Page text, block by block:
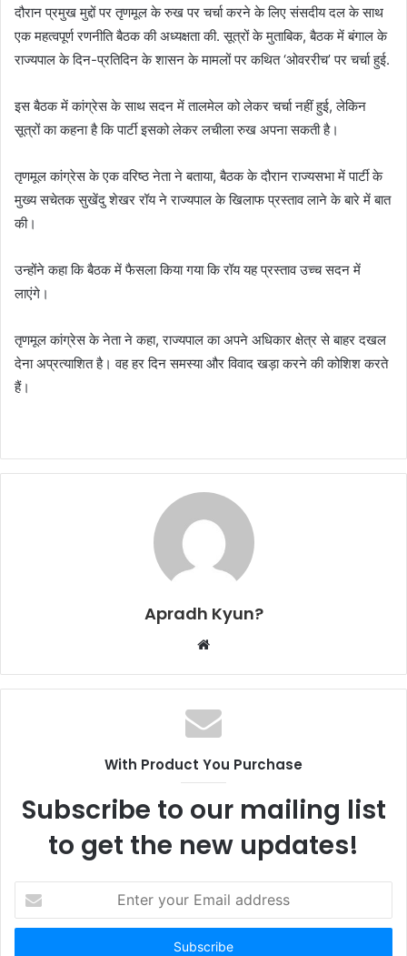
दौरान प्रमुख मुद्दों पर तृणमूल के रुख पर चर्चा करने के लिए संसदीय दल के साथ
एक महत्वपूर्ण रणनीति बैठक की अध्यक्षता की. सूत्रों के मुताबिक, बैठक में बंगाल के
राज्यपाल के दिन-प्रतिदिन के शासन के मामलों पर कथित ‘ओवररीच’ पर चर्चा हुई.
इस बैठक में कांग्रेस के साथ सदन में तालमेल को लेकर चर्चा नहीं हुई, लेकिन
सूत्रों का कहना है कि पार्टी इसको लेकर लचीला रुख अपना सकती है।
तृणमूल कांग्रेस के एक वरिष्ठ नेता ने बताया, बैठक के दौरान राज्यसभा में पार्टी के
मुख्य सचेतक सुखेंदु शेखर रॉय ने राज्यपाल के खिलाफ प्रस्ताव लाने के बारे में बात
की।
उन्होंने कहा कि बैठक में फैसला किया गया कि रॉय यह प्रस्ताव उच्च सदन में
लाएंगे।
तृणमूल कांग्रेस के नेता ने कहा, राज्यपाल का अपने अधिकार क्षेत्र से बाहर दखल
देना अप्रत्याशित है। वह हर दिन समस्या और विवाद खड़ा करने की कोशिश करते
हैं।
Apradh Kyun?
b
s
i
e
With Product You Purchase
Subscribe to our mailing list
to get the new updates!
t